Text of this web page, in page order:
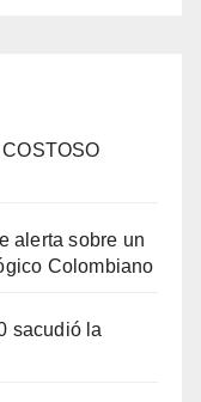
alerta sobre un
Colombiano
sacudió la